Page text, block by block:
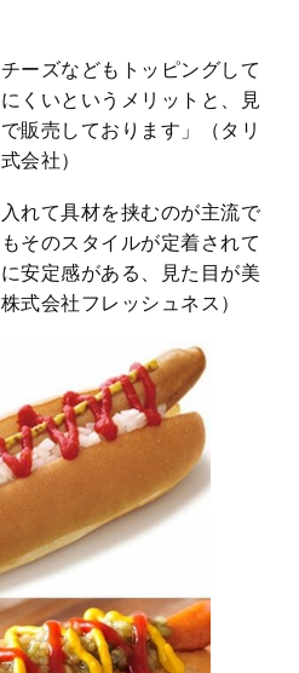
ーズなどもトッピングして
くいというメリットと、見
販売しております」（タリ
会社）
れて具材を挟むのが主流で
そのスタイルが定着されて
安定感がある、見た目が美
式会社フレッシュネス）